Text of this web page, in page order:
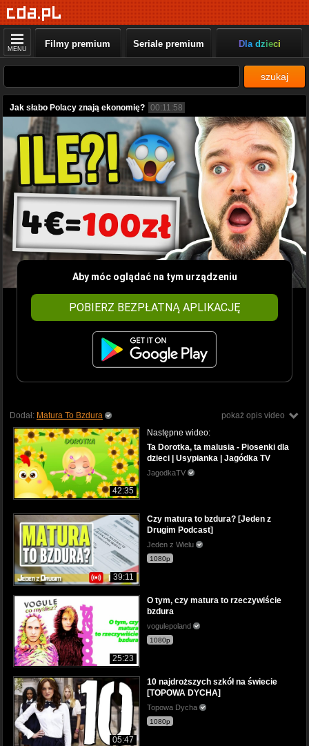
MENU Filmy premium Seriale premium Dla dzieci
szukaj
Jak słabo Polacy znają ekonomię? 00:11:58
Aby móc oglądać na tym urządzeniu
POBIERZ BEZPŁATNĄ APLIKACJĘ
pokaż opis video
Dodał: Matura To Bzdura
42:35
Następne wideo:
Ta Dorotka, ta malusia - Piosenki dla
dzieci | Usypianka | Jagódka TV
JagodkaTV
39:11
Czy matura to bzdura? [Jeden z
Drugim Podcast]
Jeden z Wielu
1080p
25:23
O tym, czy matura to rzeczywiście
bzdura
vogulepoland
1080p
05:47
10 najdroższych szkół na świecie
[TOPOWA DYCHA]
Topowa Dycha
1080p